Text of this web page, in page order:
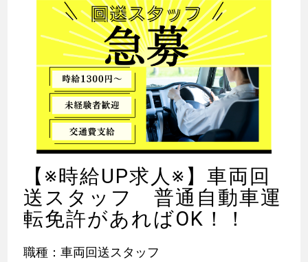
【※時給UP求人※】車両回
送スタッフ 普通自動車運
転免許があればOK！！
職種：車両回送スタッフ